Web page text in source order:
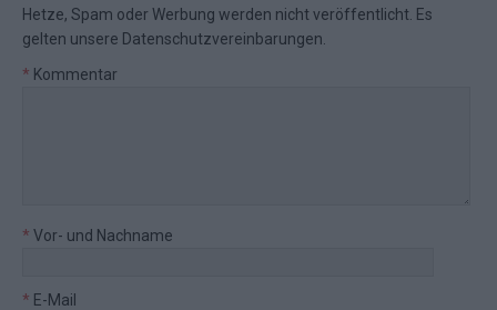
Hetze, Spam oder Werbung werden nicht veröffentlicht. Es
gelten unsere Datenschutzvereinbarungen
* Kommentar
* Vor- und Nachname
* E-Mail